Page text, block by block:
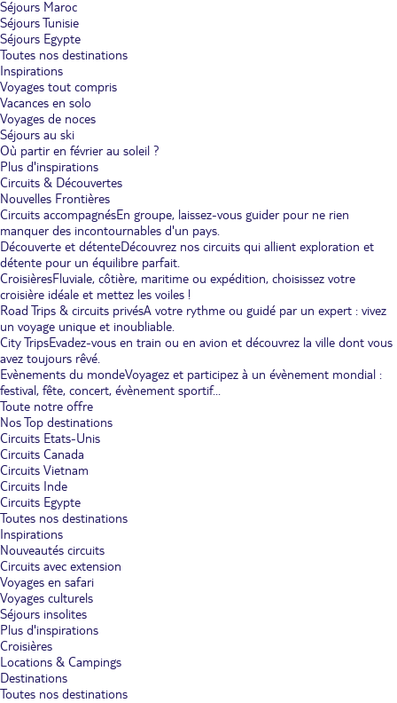
Séjours Maroc
Séjours Tunisie
Séjours Egypte
Toutes nos destinations
Inspirations
Voyages tout compris
Vacances en solo
Voyages de noces
Séjours au ski
Où partir en février au soleil ?
Plus d'inspirations
Circuits & Découvertes
Nouvelles Frontières
Circuits accompagnésEn groupe, laissez-vous guider pour ne rien
manquer des incontournables d'un pays.
Découverte et détenteDécouvrez nos circuits qui allient exploration et
détente pour un équilibre parfait.
CroisièresFluviale, côtière, maritime ou expédition, choisissez votre
croisière idéale et mettez les voiles !
Road Trips & circuits privésA votre rythme ou guidé par un expert : vivez
un voyage unique et inoubliable.
City TripsEvadez-vous en train ou en avion et découvrez la ville dont vous
avez toujours rêvé.
Evènements du mondeVoyagez et participez à un évènement mondial :
festival, fête, concert, évènement sportif...
Toute notre offre
Nos Top destinations
Circuits Etats-Unis
Circuits Canada
Circuits Vietnam
Circuits Inde
Circuits Egypte
Toutes nos destinations
Inspirations
Nouveautés circuits
Circuits avec extension
Voyages en safari
Voyages culturels
Séjours insolites
Plus d'inspirations
Croisières
Locations & Campings
Destinations
Toutes nos destinations